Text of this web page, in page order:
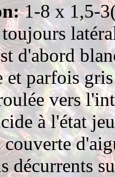
1-8 x 1,5-
d'abord
et parfois
vers
à l'état
décurrents